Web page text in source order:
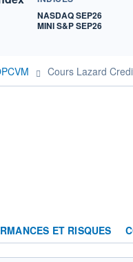
NASDAQ SEP26
MINI S&P SEP26
Cours Lazard
ET RISQUES